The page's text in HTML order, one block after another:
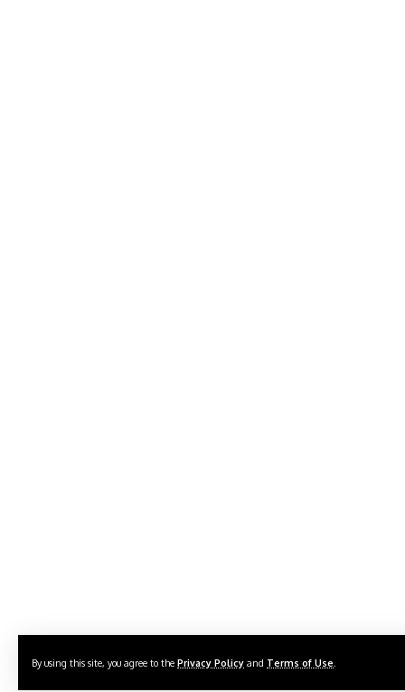
By using this site, you agree to the Privacy Policy and Terms of Use